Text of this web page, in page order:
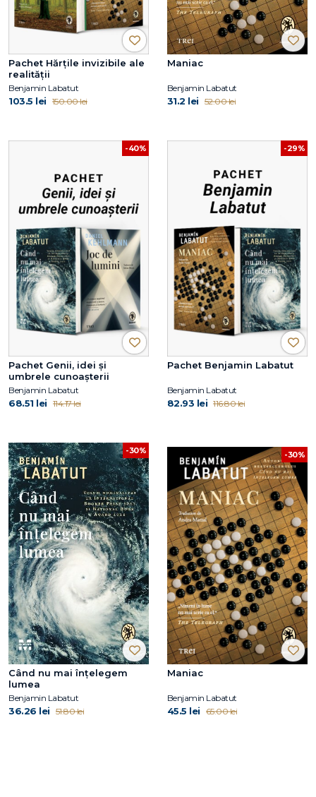
Pachet Hărțile invizibile ale
realității
Benjamin Labatut
103.5 lei 150.00 lei
Maniac
Benjamin Labatut
31.2 lei 52.00 lei
-40%
Pachet Genii, idei și
umbrele cunoașterii
Benjamin Labatut
68.51 lei 114.17 lei
-29%
Pachet Benjamin Labatut
Benjamin Labatut
82.93 lei 116.80 lei
-30%
Când nu mai înțelegem
lumea
Benjamin Labatut
36.26 lei 51.80 lei
-30%
Maniac
Benjamin Labatut
45.5 lei 65.00 lei